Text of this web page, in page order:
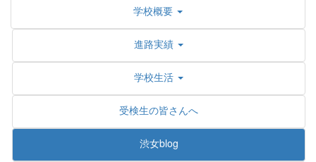
学校概要
進路実績
学校生活
受検生の皆さんへ
渋女blog